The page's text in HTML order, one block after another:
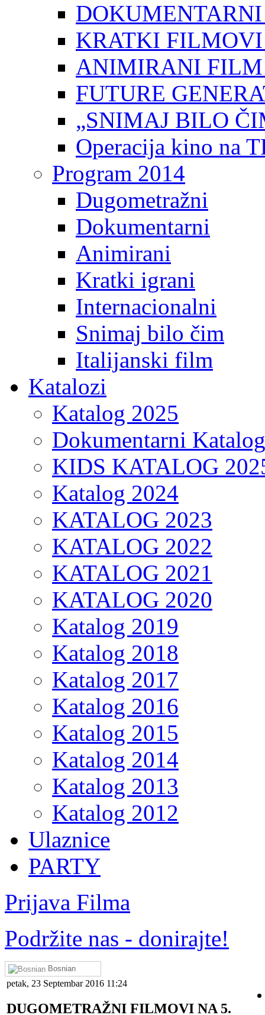
KRATKI FILMOVI
ANIMIRANI FILM
FUTURE
„SNIMAJ BILO
Operacija kino na
Program 2014
Dugometražni
Dokumentarni
Animirani
Kratki igrani
Internacionalni
Snimaj bilo čim
Italijanski film
Katalozi
Katalog 2025
Dokumentarni Katalog
KIDS KATALOG
Katalog 2024
KATALOG 2023
KATALOG 2022
KATALOG 2021
KATALOG 2020
Katalog 2019
Katalog 2018
Katalog 2017
Katalog 2016
Katalog 2015
Katalog 2014
Katalog 2013
Katalog 2012
Ulaznice
PARTY
Prijava Filma
Podržite nas - donirajte!
Bosnian
petak, 23 Septembar 2016 11:24
DUGOMETRAŽNI FILMOVI NA 5.